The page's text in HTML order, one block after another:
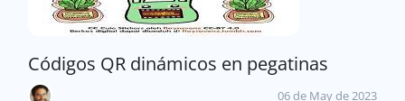
Códigos QR dinámicos en pegatinas
06 de May de 2023